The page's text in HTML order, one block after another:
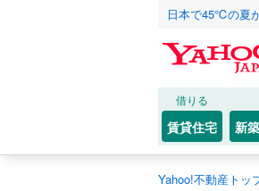
日本で45℃の夏
借りる
賃貸住宅 新
Yahoo!不動産トッ